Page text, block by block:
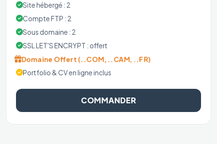
Site hébergé : 2
Compte FTP : 2
Sous domaine : 2
SSL LET'S ENCRYPT : offert
Domaine Offert (..COM, ..CAM, ..FR)
Portfolio & CV en ligne inclus
COMMANDER